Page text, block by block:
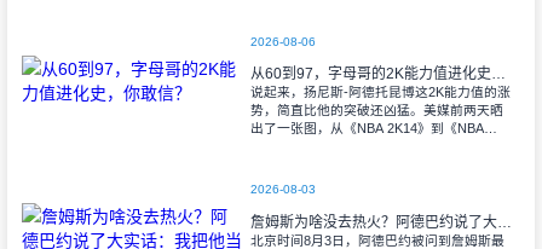
2026-08-06
从60到97，字母哥的2K能力值进化史，你敢信？
说起来，扬尼斯-阿德托昆博这2K能力值的涨
势，简直比他的突破还凶猛。美媒前两天晒
出了一张图，从《NBA 2K14》到《NBA
2026-08-03
詹姆斯为啥没去热火？阿德巴约说了大实话：我把他当兄长，他开心就好
北京时间8月3日，阿德巴约被问到詹姆斯最